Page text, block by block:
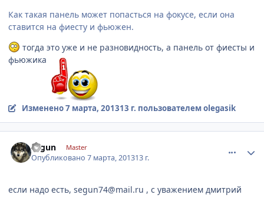
Как такая панель может попасться на фокусе, если она
ставится на фиесту и фьюжен.
тогда это уже и не разновидность, а панель от фиесты и
фьюжика
Изменено7 марта, 201313 г. пользователем olegasik
segun Master
Опубликовано7 марта, 201313 г.
если надо есть, segun74@mail.ru , с уважением дмитрий